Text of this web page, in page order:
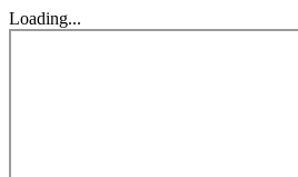
Loading...